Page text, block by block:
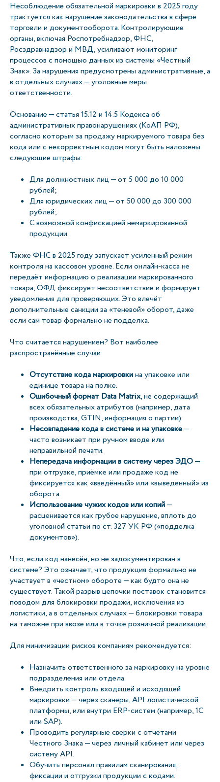
Несоблюдение обязательной маркировки в 2025 году
трактуется как нарушение законодательства в сфере
торговли и документооборота. Контролирующие
органы, включая Роспотребнадзор, ФНС,
Росздравнадзор и МВД, усиливают мониторинг
процессов с помощью данных из системы «Честный
Знак». За нарушения предусмотрены административные, а
в отдельных случаях — уголовные меры
ответственности.
Основание — статья 15.12 и 14.5 Кодекса об
административных правонарушениях (КоАП РФ),
согласно которым за продажу маркируемого товара без
кода или с некорректным кодом могут быть наложены
следующие штрафы:
Для должностных лиц — от 5 000 до 10 000
рублей;
Для юридических лиц — от 50 000 до 300 000
рублей;
С возможной конфискацией немаркированной
продукции.
Также ФНС в 2025 году запускает усиленный режим
контроля на кассовом уровне. Если онлайн-касса не
передаёт информацию о реализации маркированного
товара, ОФД фиксирует несоответствие и формирует
уведомления для проверяющих. Это влечёт
дополнительные санкции за «теневой» оборот, даже
если сам товар формально не подделка.
Что считается нарушением? Вот наиболее
распространённые случаи:
Отсутствие кода маркировкина упаковке или
единице товара на полке.
Ошибочный формат Data Matrix, не содержащий
всех обязательных атрибутов (например, дата
производства, GTIN, информация о партии).
Несовпадение кода в системе и на упаковке—
часто возникает при ручном вводе или
неправильной печати.
Непередача информации в систему через ЭДО—
при отгрузке, приёмке или продаже код не
фиксируется как «введённый» или «выведенный» из
оборота.
Использование чужих кодов или копий—
расценивается как грубое нарушение, вплоть до
уголовной статьи по ст. 327 УК РФ («подделка
документов»).
Что, если код нанесён, но не задокументирован в
системе? Это означает, что продукция формально не
участвует в «честном» обороте — как будто она не
существует. Такой разрыв цепочки поставок становится
поводом для блокировки продажи, исключения из
логистики, а в отдельных случаях — блокировки товара
на таможне при ввозе или в точке розничной реализации.
Для минимизации рисков компаниям рекомендуется:
Назначить ответственного за маркировку на уровне
подразделения или отдела.
Внедрить контроль входящей и исходящей
маркировки — через сканеры, API логистической
платформы, или внутри ERP-систем (например, 1С
или SAP).
Проводить регулярные сверки с отчётами
Честного Знака — через личный кабинет или через
систему API.
Обучить персонал правилам сканирования,
фиксации и отгрузки продукции с кодами.